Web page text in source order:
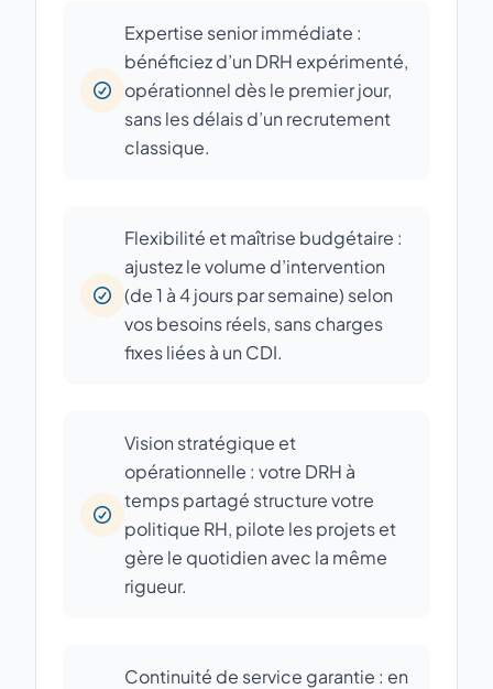
Expertise senior immédiate :
bénéficiez d’un DRH expérimenté,
opérationnel dès le premier jour,
sans les délais d’un recrutement
classique.
Flexibilité et maîtrise budgétaire :
ajustez le volume d’intervention
(de 1 à 4 jours par semaine) selon
vos besoins réels, sans charges
fixes liées à un CDI.
Vision stratégique et
opérationnelle : votre DRH à
temps partagé structure votre
politique RH, pilote les projets et
gère le quotidien avec la même
rigueur.
Continuité de service garantie : en